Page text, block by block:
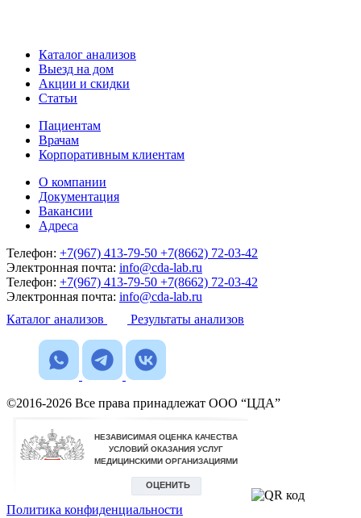
Каталог анализов
Выезд на дом
Акции и скидки
Статьи
Пациентам
Врачам
Корпоративным клиентам
О компании
Документация
Вакансии
Адреса
Телефон: +7(967) 413-79-50 +7(8662) 72-03-42
Электронная почта: info@cda-lab.ru
Телефон: +7(967) 413-79-50 +7(8662) 72-03-42
Электронная почта: info@cda-lab.ru
Каталог анализов
Результаты анализов
©2016-2026 Все права принадлежат ООО “ЦДА”
Политика конфиденциальности